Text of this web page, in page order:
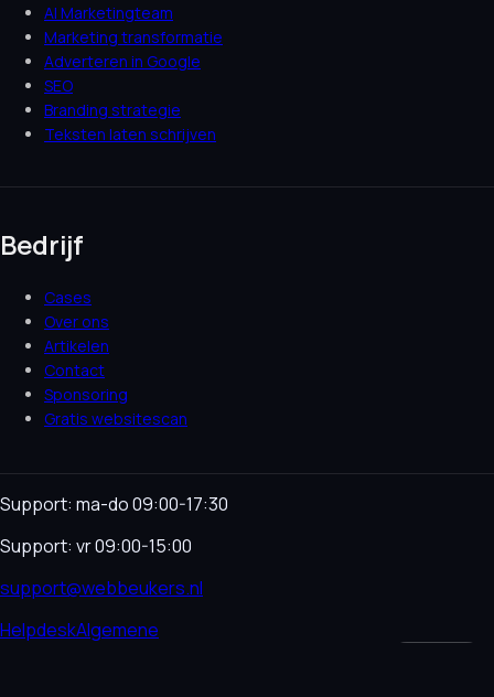
AI Marketingteam
Marketing transformatie
Adverteren in Google
SEO
Branding strategie
Teksten laten schrijven
Bedrijf
Cases
Over ons
Artikelen
Contact
Sponsoring
Gratis websitescan
Support: ma-do 09:00-17:30
Support: vr 09:00-15:00
support@webbeukers.nl
HelpdeskAlgemene